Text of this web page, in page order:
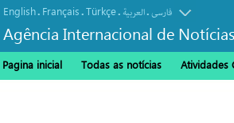
English. Français.Türkçe. العربیة.فارسی
Agência Internacional de
Pagina inicial Todas as notícias Atividades